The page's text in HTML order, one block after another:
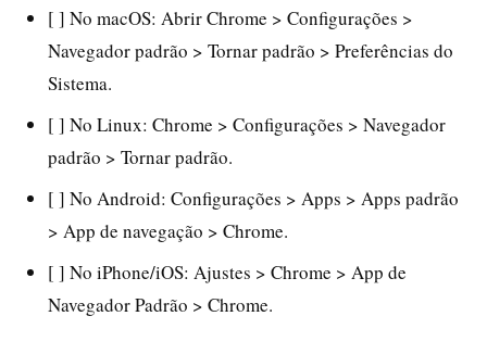
[ ] No macOS: Abrir Chrome > Configurações >
Navegador padrão > Tornar padrão > Preferências do
Sistema.
[ ] No Linux: Chrome > Configurações > Navegador
padrão > Tornar padrão.
[ ] No Android: Configurações > Apps > Apps padrão
> App de navegação > Chrome.
[ ] No iPhone/iOS: Ajustes > Chrome > App de
Navegador Padrão > Chrome.